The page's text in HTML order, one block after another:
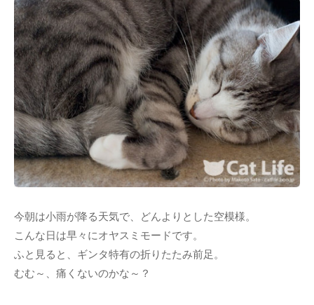
今朝は小雨が降る天気で、どんよりとした空模様。
こんな日は早々にオヤスミモードです。
ふと見ると、ギンタ特有の折りたたみ前足。
むむ～、痛くないのかな～？